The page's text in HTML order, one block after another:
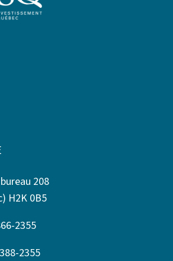
208
H2K 0B5
2355
2355